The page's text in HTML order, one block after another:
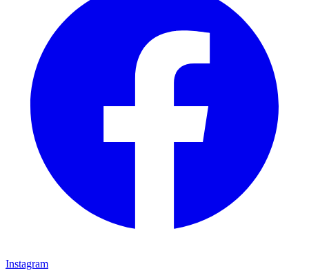
Instagram